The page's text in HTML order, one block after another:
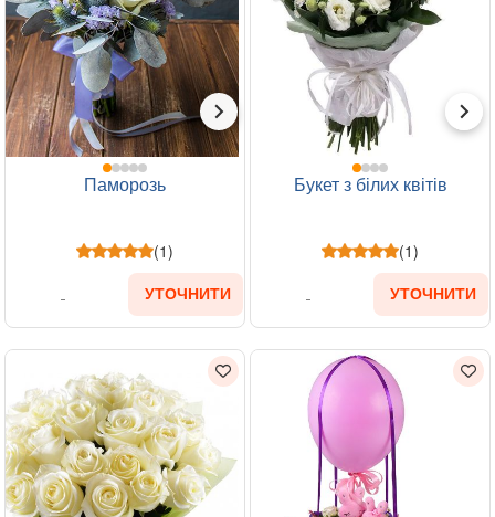
Паморозь
(1)
УТОЧНИТИ
Букет з білих квітів
(1)
УТОЧНИТИ